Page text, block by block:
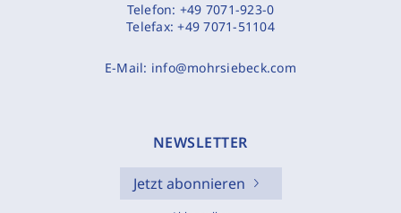
Telefon: +49 7071-923-0
Telefax:+49 7071-51104
E-Mail: info@mohrsiebeck.com
NEWSLETTER
Jetzt abonnieren